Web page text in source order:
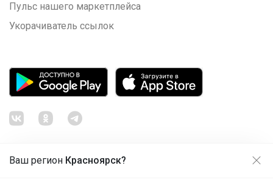
Ваш регион Красноярск?
Пульс нашего маркетплейса
Укорачиватель ссылок
Продолжая использовать этот сайт и нажимая кнопку